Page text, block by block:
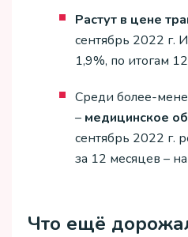
Растут в цене
сентябрь 2022 г.
1,9%, по итогам
Среди более-
– медицинское
сентябрь 2022 г.
за 12 месяцев –
Что ещё